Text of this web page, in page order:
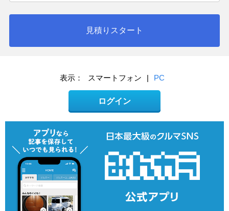
見積りスタート
表示： スマートフォン | PC
ログイン